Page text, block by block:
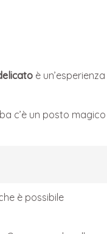
è un’esperienza
c’è un posto magico
è possibile